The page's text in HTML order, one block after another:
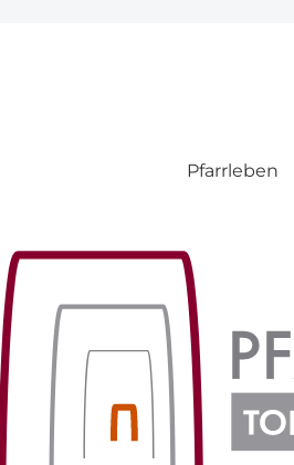
Pfarrleben